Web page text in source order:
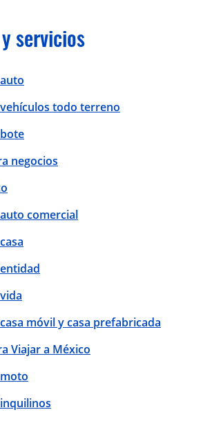
servicios
todo terreno
negocios
comercial
móvil y casa prefabricada
Viajar a México